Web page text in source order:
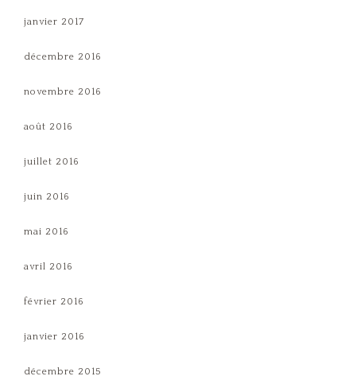
janvier 2017
décembre 2016
novembre 2016
août 2016
juillet 2016
juin 2016
mai 2016
avril 2016
février 2016
janvier 2016
décembre 2015